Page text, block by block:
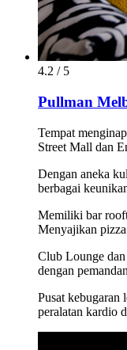
4.2 / 5
Pullman
Tempat
Street Mall dan
Dengan aneka
berbagai
Memiliki bar
Menyajikan
Club Lounge
dengan
Pusat kebugaran
peralatan kardio